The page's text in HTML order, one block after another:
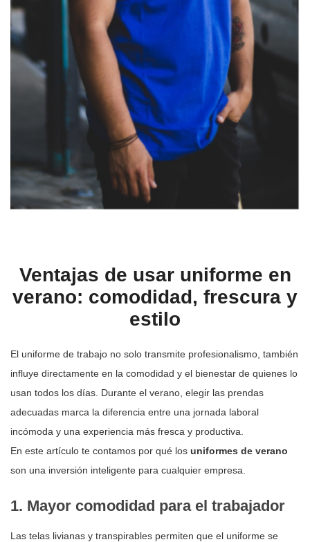
Ventajas de usar uniforme en
verano: comodidad, frescura y
estilo
El uniforme de trabajo no solo transmite profesionalismo, también
influye directamente en la comodidad y el bienestar de quienes lo
usan todos los días. Durante el verano, elegir las prendas
adecuadas marca la diferencia entre una jornada laboral
incómoda y una experiencia más fresca y productiva.
En este artículo te contamos por qué los uniformes de verano
son una inversión inteligente para cualquier empresa.
1. Mayor comodidad para el trabajador
Las telas livianas y transpirables permiten que el uniforme se